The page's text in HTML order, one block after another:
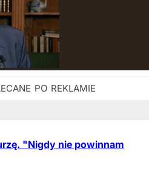
"Nigdy nie powinnam